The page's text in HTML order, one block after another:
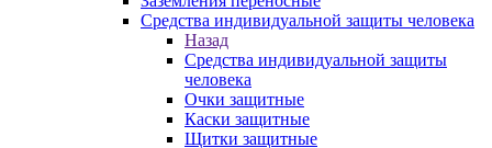
Средства индивидуальной защиты человека
Назад
Средства индивидуальной защиты
человека
Очки защитные
Каски защитные
Щитки защитные